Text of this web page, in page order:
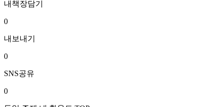
내책장담기
0
내보내기
0
SNS공유
0